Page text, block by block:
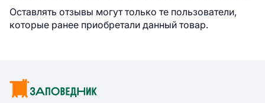
Оставлять отзывы могут только те пользователи,
которые ранее приобретали данный товар.